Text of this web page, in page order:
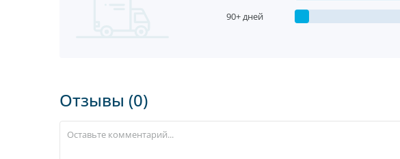
90+ дней
Отзывы (0)